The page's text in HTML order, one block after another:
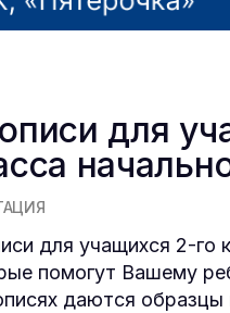
для
для учащихся 2-го
помогут Вашему
даются образцы